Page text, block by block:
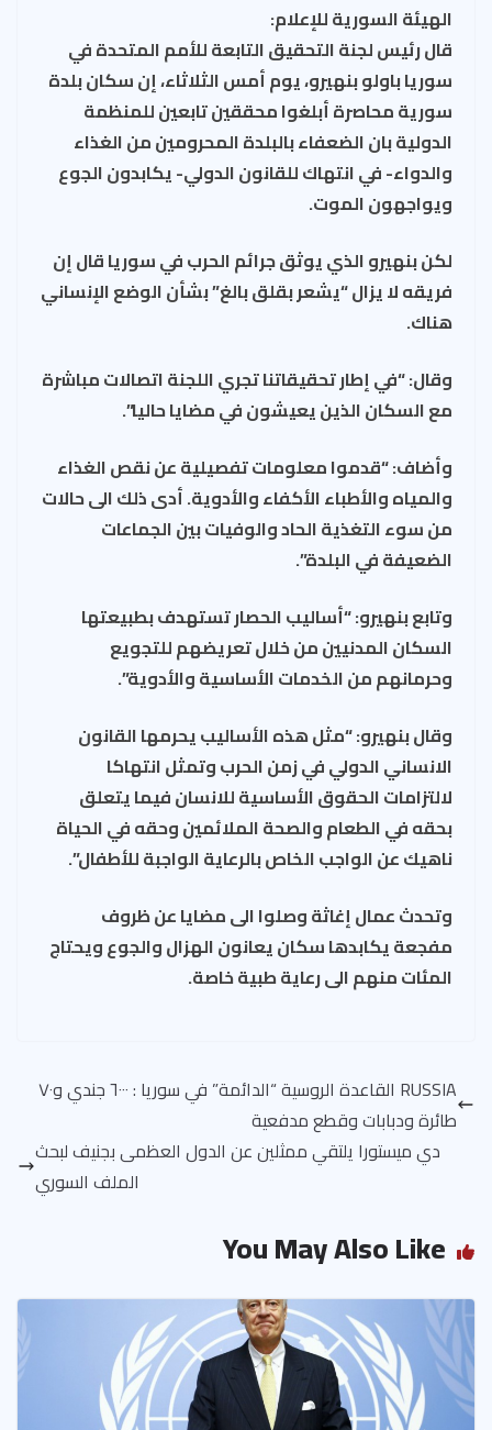
الهيئة السورية للإعلام:
قال رئيس لجنة التحقيق التابعة للأمم المتحدة في
سوريا باولو بنهيرو، يوم أمس الثلاثاء، إن سكان بلدة
سورية محاصرة أبلغوا محققين تابعين للمنظمة
الدولية بان الضعفاء بالبلدة المحرومين من الغذاء
والدواء- في انتهاك للقانون الدولي- يكابدون الجوع
ويواجهون الموت.
لكن بنهيرو الذي يوثق جرائم الحرب في سوريا قال إن
فريقه لا يزال “يشعر بقلق بالغ” بشأن الوضع الإنساني
هناك.
وقال: “في إطار تحقيقاتنا تجري اللجنة اتصالات مباشرة
مع السكان الذين يعيشون في مضايا حاليا”.
وأضاف: “قدموا معلومات تفصيلية عن نقص الغذاء
والمياه والأطباء الأكفاء والأدوية. أدى ذلك الى حالات
من سوء التغذية الحاد والوفيات بين الجماعات
الضعيفة في البلدة”.
وتابع بنهيرو: “أساليب الحصار تستهدف بطبيعتها
السكان المدنيين من خلال تعريضهم للتجويع
وحرمانهم من الخدمات الأساسية والأدوية”.
وقال بنهيرو: “مثل هذه الأساليب يحرمها القانون
الانساني الدولي في زمن الحرب وتمثل انتهاكا
لالتزامات الحقوق الأساسية للانسان فيما يتعلق
بحقه في الطعام والصحة الملائمين وحقه في الحياة
ناهيك عن الواجب الخاص بالرعاية الواجبة للأطفال”.
وتحدث عمال إغاثة وصلوا الى مضايا عن ظروف
مفجعة يكابدها سكان يعانون الهزال والجوع ويحتاج
المئات منهم الى رعاية طبية خاصة.
RUSSIA القاعدة الروسية “الدائمة” في سوريا : ٦٠٠٠ جندي و٧٠
طائرة ودبابات وقطع مدفعية
دي ميستورا يلتقي ممثلين عن الدول العظمى بجنيف لبحث
الملف السوري
You May Also Like